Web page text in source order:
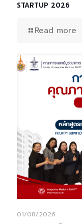
STARTUP 2026
Read more
01/08/2026